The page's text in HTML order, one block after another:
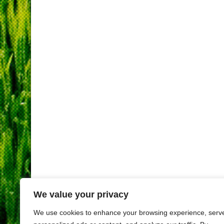
We value your privacy
We use cookies to enhance your browsing experience,